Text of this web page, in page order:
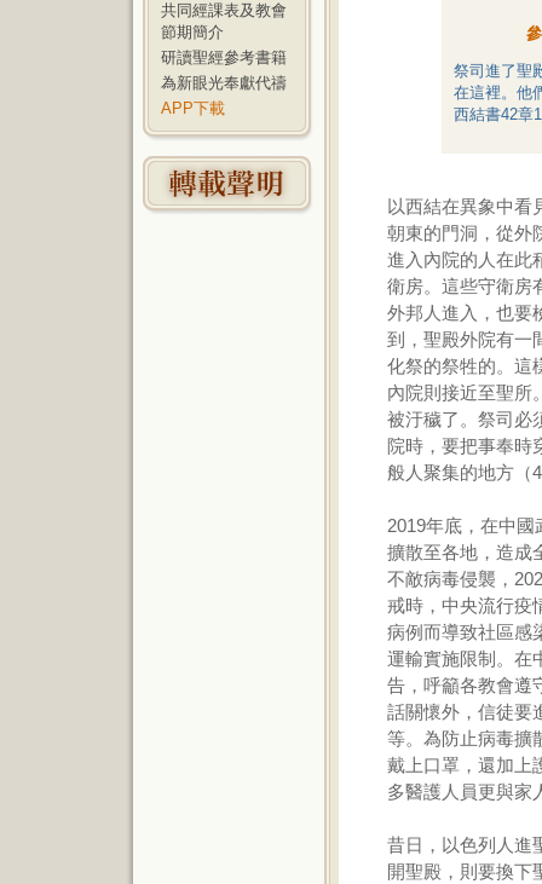
共同經課表及教會
節期簡介
研讀聖經參考書籍
為新眼光奉獻代禱
APP下載
祭司進了聖
在這裡。他
西結書42章
以西結在異象中看
朝東的門洞，從外
進入內院的人在此
衛房。這些守衛房
外邦人進入，也要
到，聖殿外院有一
化祭的祭牲的。這
內院則接近至聖所
被汙穢了。祭司必
院時，要把事奉時
般人聚集的地方（
2019年底，在中
擴散至各地，造成
不敵病毒侵襲，
戒時，中央流行疫
病例而導致社區感
運輸實施限制。在
告，呼籲各教會遵
話關懷外，信徒要
等。為防止病毒擴
戴上口罩，還加上
多醫護人員更與家
昔日，以色列人進
開聖殿，則要換下